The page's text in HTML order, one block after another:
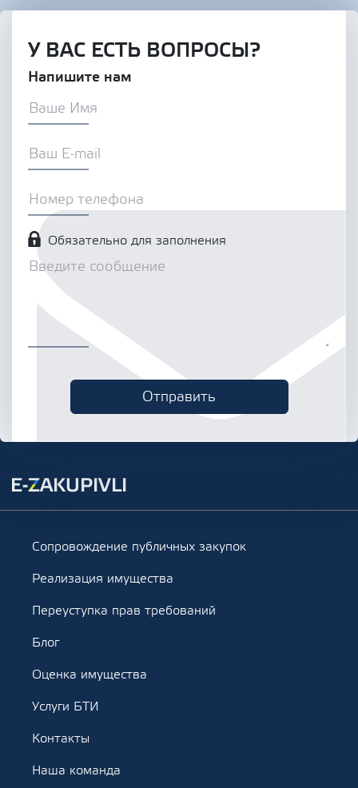
У ВАС ЕСТЬ ВОПРОСЫ?
Напишите нам
Обязательно для заполнения
Сопровождение публичных закупок
Реализация имущества
Переуступка прав требований
Блог
Оценка имущества
Услуги БТИ
Контакты
Наша команда